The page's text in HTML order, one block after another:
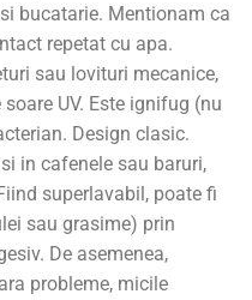
bucatarie. Mentionam ca
repetat cu apa.
sau lovituri mecanice,
UV. Este ignifug (nu
Design clasic.
in cafenele sau baruri,
superlavabil, poate fi
sau grasime) prin
De asemenea,
probleme, micile